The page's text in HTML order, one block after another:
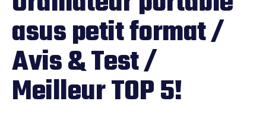
asus petit format /
Avis & Test /
Meilleur TOP 5!